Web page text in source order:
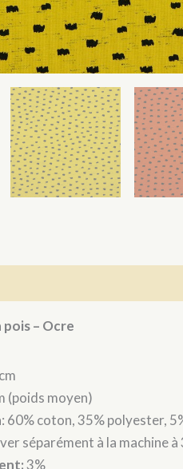
– Ocre
(poids moyen)
: 60% coton, 35% polyester,
séparément à la machine à
3%